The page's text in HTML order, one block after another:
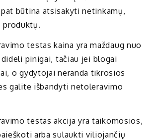
būtina atsisakyti netinkamų,
produktų.
testas kaina yra maždaug nuo
dideli pinigai, tačiau jei blogai
o gydytojai neranda tikrosios
galite išbandyti netoleravimo
testas akcija yra taikomosios,
arba sulaukti viliojančių